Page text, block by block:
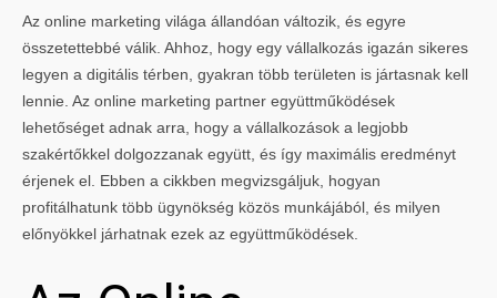
Az online marketing világa állandóan változik, és egyre
összetettebbé válik. Ahhoz, hogy egy vállalkozás igazán sikeres
legyen a digitális térben, gyakran több területen is jártasnak kell
lennie. Az online marketing partner együttműködések
lehetőséget adnak arra, hogy a vállalkozások a legjobb
szakértőkkel dolgozzanak együtt, és így maximális eredményt
érjenek el. Ebben a cikkben megvizsgáljuk, hogyan
profitálhatunk több ügynökség közös munkájából, és milyen
előnyökkel járhatnak ezek az együttműködések.